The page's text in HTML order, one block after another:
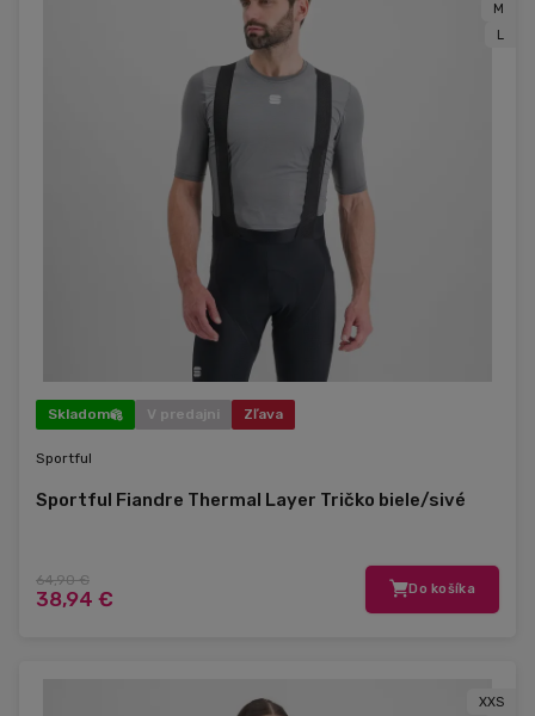
M
L
Skladom V predajni Zľava
Sportful
Sportful Fiandre Thermal Layer Tričko biele/sivé
64,90 €
38,94 € Do košíka
XXS